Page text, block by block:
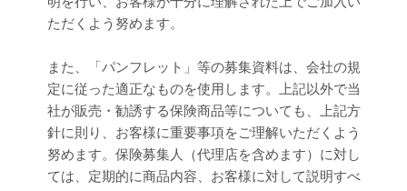
ただくよう努めます。
また、「パンフレット」等の募集資料は、会社の規
定に従った適正なものを使用します。上記以外で当
社が販売・勧誘する保険商品等についても、上記方
針に則り、お客様に重要事項をご理解いただくよう
努めます。保険募集人（代理店を含めます）に対し
ては、定期的に商品内容、お客様に対して説明すべ